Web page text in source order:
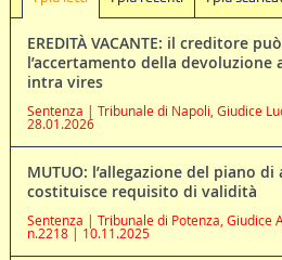
EREDITÀ VACANTE: il creditore
l’accertamento della devoluzione
intra vires
Sentenza | Tribunale di Napoli, Giudice
28.01.2026
MUTUO: l’allegazione del piano
costituisce requisito di validità
Sentenza | Tribunale di Potenza, Giudice
n.2218 | 10.11.2025